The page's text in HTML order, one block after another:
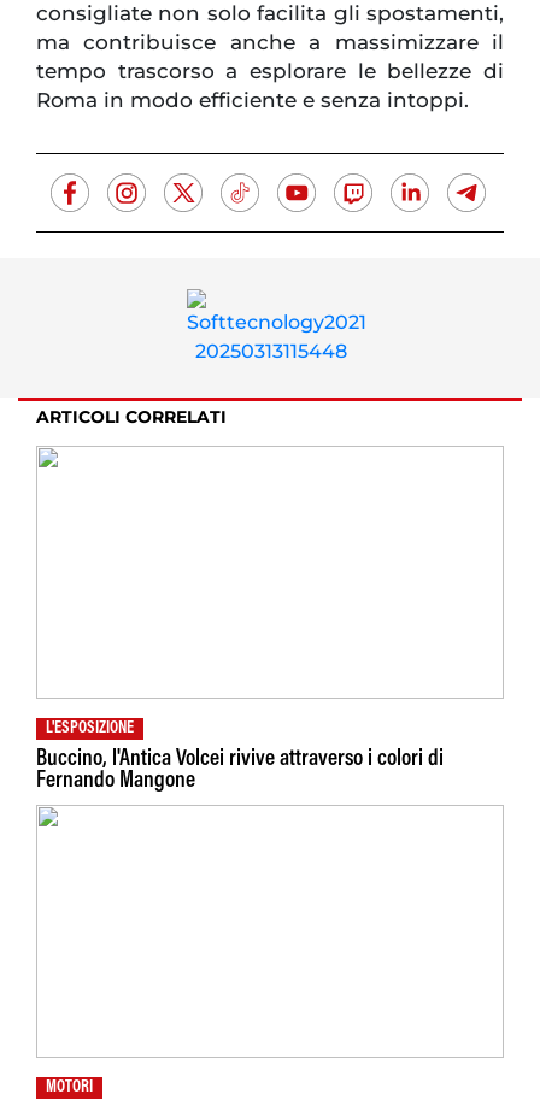
consigliate non solo facilita gli spostamenti,
ma contribuisce anche a massimizzare il
tempo trascorso a esplorare le bellezze di
Roma in modo efficiente e senza intoppi.
ARTICOLI CORRELATI
L'ESPOSIZIONE
Buccino, l'Antica Volcei rivive attraverso i colori di
Fernando Mangone
MOTORI